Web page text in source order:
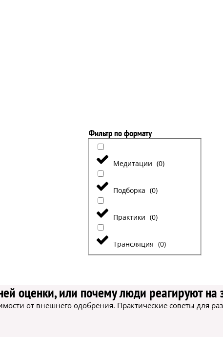
Фильтр по формату
Медитации (0)
Подборка (0)
Практики (0)
Трансляция (0)
оценки, или почему люди реагируют на
от внешнего одобрения. Практические советы для